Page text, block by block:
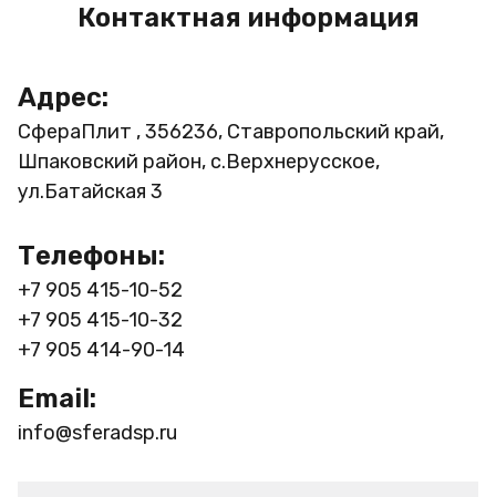
Контактная информация
Адрес:
СфераПлит , 356236, Ставропольский край,
Шпаковский район, с.Верхнерусское,
ул.Батайская 3
Телефоны:
+7 905 415-10-52
+7 905 415-10-32
+7 905 414-90-14
Email:
info@sferadsp.ru